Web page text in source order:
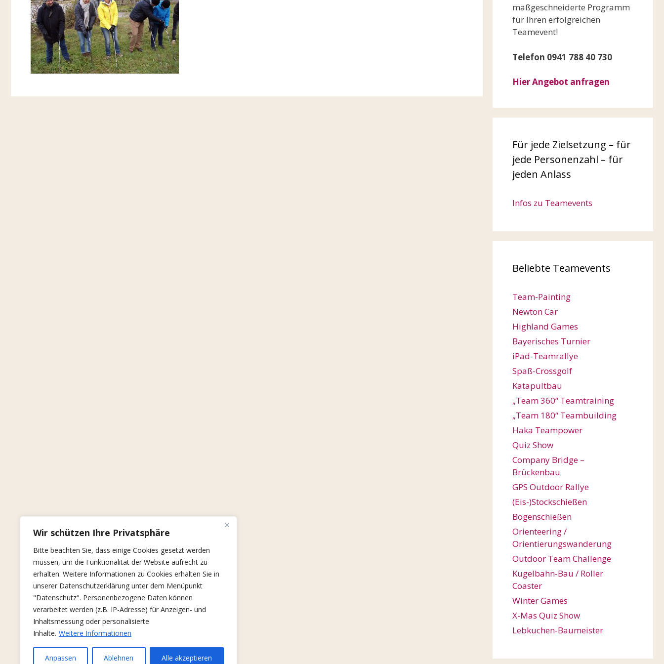
Wir schützen Ihre Privatsphäre
Bitte beachten Sie, dass einige Cookies gesetzt werden
müssen, um die Funktionalität der Website aufrecht zu
erhalten. Weitere Informationen zu Cookies erhalten Sie in
unserer Datenschutzerklärung unter dem Menüpunkt
"Datenschutz". Personenbezogene Daten können
verarbeitet werden (z.B. IP-Adresse) für Anzeigen- und
Inhaltsmessung oder personalisierte
Inhalte. Weitere Informationen
Anpassen Ablehnen Alle akzeptieren
maßgeschneiderte Programm
für Ihren erfolgreichen
Teamevent!
Telefon 0941 788 40 730
Hier Angebot anfragen
Für jede Zielsetzung – für
jede Personenzahl – für
jeden Anlass
Infos zu Teamevents
Beliebte Teamevents
Team-Painting
Newton Car
Highland Games
Bayerisches Turnier
iPad-Teamrallye
Spaß-Crossgolf
Katapultbau
„Team 360“ Teamtraining
„Team 180“ Teambuilding
Haka Teampower
Quiz Show
Company Bridge –
Brückenbau
GPS Outdoor Rallye
(Eis-)Stockschießen
Bogenschießen
Orienteering /
Orientierungswanderung
Outdoor Team Challenge
Kugelbahn-Bau / Roller
Coaster
Winter Games
X-Mas Quiz Show
Lebkuchen-Baumeister